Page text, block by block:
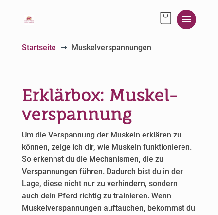
Startseite $ Muskelverspannungen
Erklärbox: Muskel­
verspannung
Um die Verspannung der Muskeln erklären zu
können, zeige ich dir, wie Muskeln funktionieren.
So erkennst du die Mechanismen, die zu
Verspannungen führen. Dadurch bist du in der
Lage, diese nicht nur zu verhindern, sondern
auch dein Pferd richtig zu trainieren. Wenn
Muskelverspannungen auftauchen, bekommst du